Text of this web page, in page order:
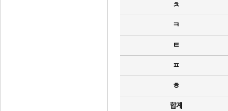
ㅊ
ㅋ
ㅌ
ㅍ
ㅎ
합계